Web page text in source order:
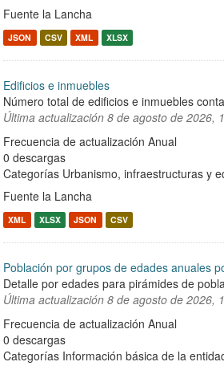
Fuente la Lancha
JSON CSV XML XLSX
Edificios e inmuebles
Número total de edificios e inmuebles
Última actualización 8 de agosto de 2026,
Frecuencia de actualización Anual
0 descargas
Categorías Urbanismo, infraestructuras y
Fuente la Lancha
XML XLSX JSON CSV
Población por grupos de edades anuales
Detalle por edades para pirámides de
Última actualización 8 de agosto de 2026,
Frecuencia de actualización Anual
0 descargas
Categorías Información básica de la